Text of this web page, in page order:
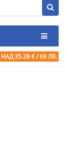
НАД 35.28 € / 69 ЛВ.